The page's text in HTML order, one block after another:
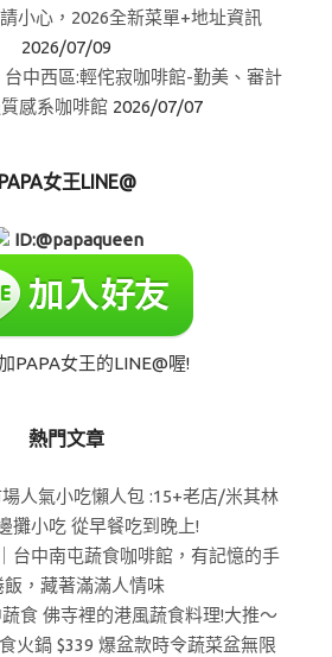
小心，2026全新菜單+地址資訊
2026/07/09
中西區:輕侘寂咖啡館-勤美、審計
感系咖啡館 2026/07/07
PAPA女王LINE@
ID:@papaqueen
PAPA女王的LINE@喔!
熱門文章
人氣小吃懶人包 :15+老店/米其林
攤小吃 從早餐吃到晚上!
台中南屯蔬食咖啡館，有記憶的手
飯，藏著滿滿人情味
食 佛寺裡的港風蔬食料理!大推～
火鍋 $339 爆盆款時令蔬菜盆無限